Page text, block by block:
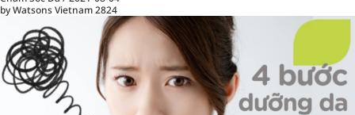
by Watsons Vietnam2824